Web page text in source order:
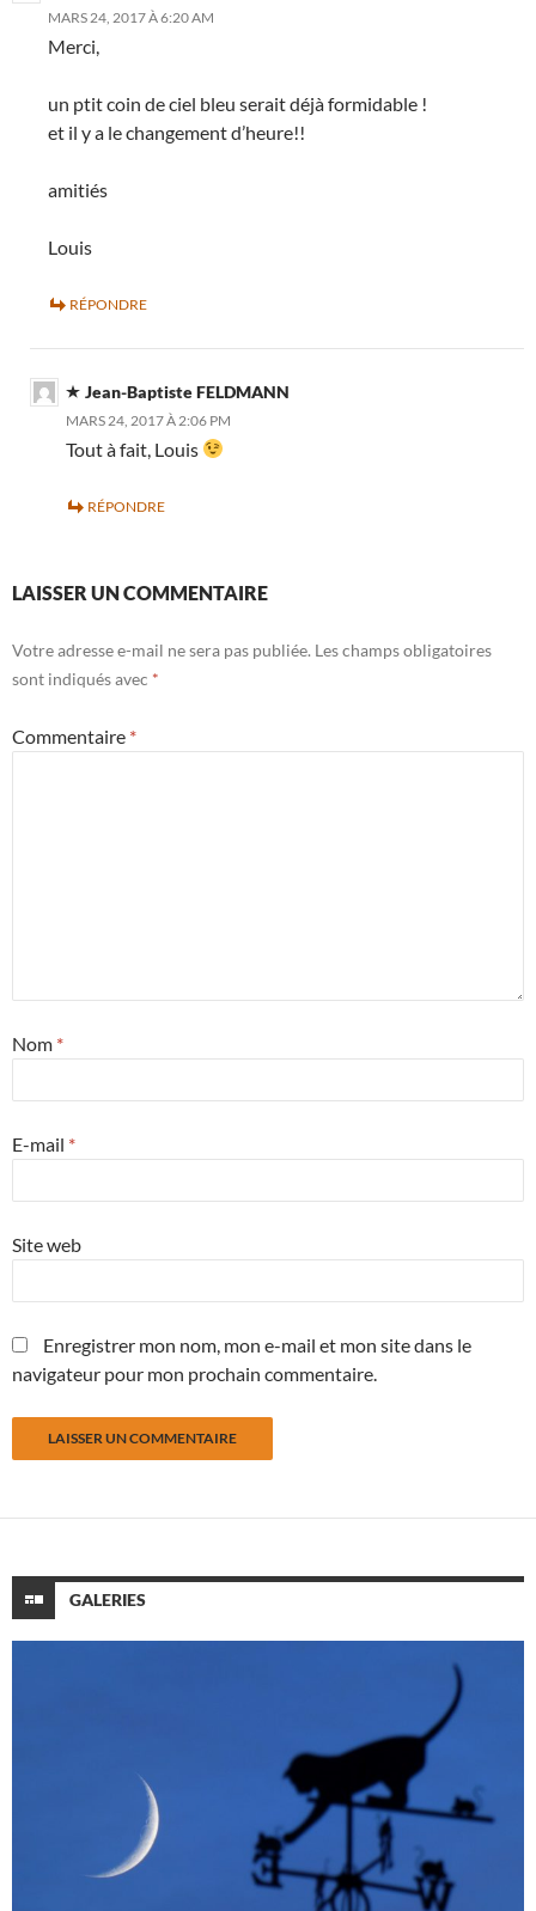
MARS 24, 2017 À 6:20 AM
Merci,
un ptit coin de ciel bleu serait déjà formidable !
et il y a le changement d’heure!!
amitiés
Louis
RÉPONDRE
Jean-Baptiste FELDMANN
MARS 24, 2017 À 2:06 PM
Tout à fait, Louis
RÉPONDRE
LAISSER UN COMMENTAIRE
Votre adresse e-mail ne sera pas publiée. Les champs obligatoires
sont indiqués avec *
Commentaire *
Nom *
E-mail *
Site web
Enregistrer mon nom, mon e-mail et mon site dans le
navigateur pour mon prochain commentaire.
GALERIES